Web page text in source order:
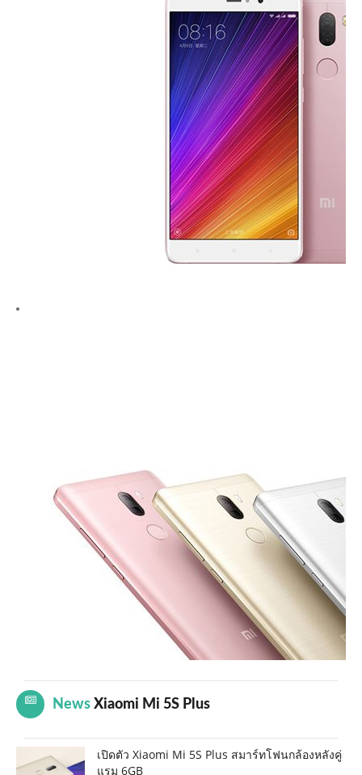
News Xiaomi Mi 5S Plus
เปิดตัว Xiaomi Mi 5S Plus สมาร์ทโฟนกล้องหลังคู่
แรม 6GB